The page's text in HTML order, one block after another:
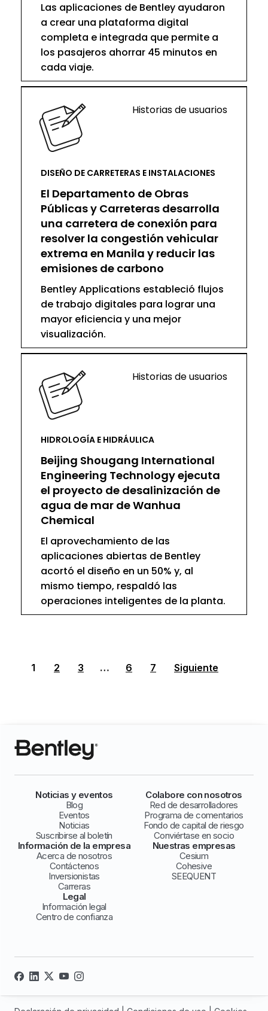
Las aplicaciones de Bentley ayudaron
a crear una plataforma digital
completa e integrada que permite a
los pasajeros ahorrar 45 minutos en
cada viaje.
Historias de usuarios
DISEÑO DE CARRETERAS E INSTALACIONES
El Departamento de Obras
Públicas y Carreteras desarrolla
una carretera de conexión para
resolver la congestión vehicular
extrema en Manila y reducir las
emisiones de carbono
Bentley Applications estableció flujos
de trabajo digitales para lograr una
mayor eficiencia y una mejor
visualización.
Historias de usuarios
HIDROLOGÍA E HIDRÁULICA
Beijing Shougang International
Engineering Technology ejecuta
el proyecto de desalinización de
agua de mar de Wanhua
Chemical
El aprovechamiento de las
aplicaciones abiertas de Bentley
acortó el diseño en un 50% y, al
mismo tiempo, respaldó las
operaciones inteligentes de la planta.
1 2 3 … 6 7 Siguiente
Noticias y eventos
Blog
Eventos
Noticias
Suscribirse al boletín
Colabore con nosotros
Red de desarrolladores
Programa de comentarios
Fondo de capital de riesgo
Conviértase en socio
Información de la empresa
Acerca de nosotros
Contáctenos
Inversionistas
Carreras
Nuestras empresas
Cesium
Cohesive
SEEQUENT
Legal
Información legal
Centro de confianza